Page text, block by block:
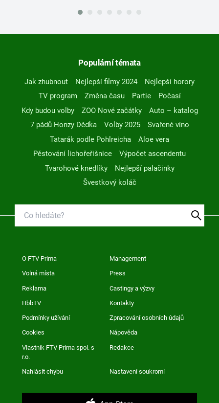
Populární témata
Jak zhubnout Nejlepší filmy 2024
Nejlepší horory
TV program
Změna času Partie
Počasí
Kdy budou volby
ZOO Nové začátky
Auto – katalog
7 pádů Honzy Dědka
Volby 2025
Svařené víno
Tatarák podle Pohlreicha
Aloe vera
Pěstování lichořeřišnice
Výpočet ascendentu
Tvarohové knedlíky
Nejlepší palačinky
Švestkový koláč
O FTV Prima Management
Volná místa Press
Reklama Castingy a výzvy
HbbTV Kontakty
Podmínky užívání Zpracování osobních údajů
Cookies Nápověda
Vlastník FTV Prima spol. s
r.o.
Redakce
Nahlásit chybu Nastavení soukromí